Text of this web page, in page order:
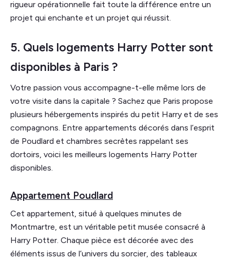
rigueur opérationnelle fait toute la différence entre un
projet qui enchante et un projet qui réussit.
5. Quels logements Harry Potter sont
disponibles à Paris ?
Votre passion vous accompagne-t-elle même lors de
votre visite dans la capitale ? Sachez que Paris propose
plusieurs hébergements inspirés du petit Harry et de ses
compagnons. Entre appartements décorés dans l’esprit
de Poudlard et chambres secrètes rappelant ses
dortoirs, voici les meilleurs logements Harry Potter
disponibles.
Appartement Poudlard
Cet appartement, situé à quelques minutes de
Montmartre, est un véritable petit musée consacré à
Harry Potter. Chaque pièce est décorée avec des
éléments issus de l’univers du sorcier, des tableaux